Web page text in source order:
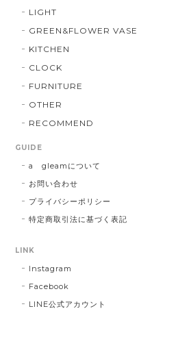
LIGHT
GREEN&FLOWER VASE
KITCHEN
CLOCK
FURNITURE
OTHER
RECOMMEND
GUIDE
a gleamについて
お問い合わせ
プライバシーポリシー
特定商取引法に基づく表記
LINK
Instagram
Facebook
LINE公式アカウント